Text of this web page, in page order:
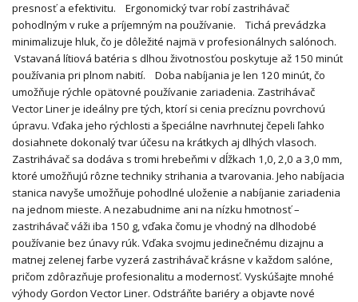
presnosť a efektivitu. Ergonomický tvar robí zastrihávač
pohodlným v ruke a príjemným na používanie. Tichá prevádzka
minimalizuje hluk, čo je dôležité najmä v profesionálnych salónoch.
Vstavaná lítiová batéria s dlhou životnosťou poskytuje až 150 minút
používania pri plnom nabití. Doba nabíjania je len 120 minút, čo
umožňuje rýchle opätovné používanie zariadenia. Zastrihávač
Vector Liner je ideálny pre tých, ktorí si cenia precíznu povrchovú
úpravu. Vďaka jeho rýchlosti a špeciálne navrhnutej čepeli ľahko
dosiahnete dokonalý tvar účesu na krátkych aj dlhých vlasoch.
Zastrihávač sa dodáva s tromi hrebeňmi v dĺžkach 1,0, 2,0 a 3,0 mm,
ktoré umožňujú rôzne techniky strihania a tvarovania. Jeho nabíjacia
stanica navyše umožňuje pohodlné uloženie a nabíjanie zariadenia
na jednom mieste. A nezabudnime ani na nízku hmotnosť –
zastrihávač váži iba 150 g, vďaka čomu je vhodný na dlhodobé
používanie bez únavy rúk. Vďaka svojmu jedinečnému dizajnu a
matnej zelenej farbe vyzerá zastrihávač krásne v každom salóne,
pričom zdôrazňuje profesionalitu a modernosť. Vyskúšajte mnohé
výhody Gordon Vector Liner. Odstráňte bariéry a objavte nové